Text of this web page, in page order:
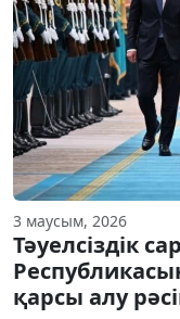
3 маусым, 2026
Тәуелсіздік
қарсы алу